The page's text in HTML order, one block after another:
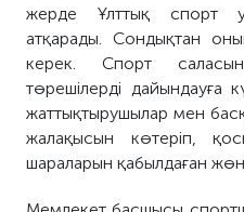
жерде Ұлттық спорт
атқарады. Сондықтан
керек. Спорт
төрешілерді дайындауға
жаттықтырушылар мен
жалақысын көтеріп,
шараларын қабылдаған